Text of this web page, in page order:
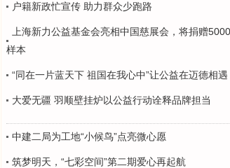
户籍新政忙宣传 助力群众少跑路
上海新力公益基金会亮相中国慈展会，将捐赠
样本
“同在一片蓝天下 祖国在我心中”让公益在迈德相遇
大爱无疆 羽顺壁挂炉以公益行动诠释品牌担当
中建二局为工地“小候鸟”点亮微心愿
筑梦明天，“七彩空间”第二期爱心再起航